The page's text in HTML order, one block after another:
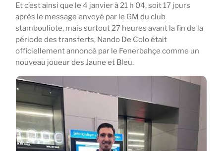
Et c’est ainsi que le 4 janvier à 21 h 04, soit 17 jours
après le message envoyé par le GM du club
stambouliote, mais surtout 27 heures avant la fin de la
période des transferts, Nando De Colo était
officiellement annoncé par le Fenerbahçe comme un
nouveau joueur des Jaune et Bleu.